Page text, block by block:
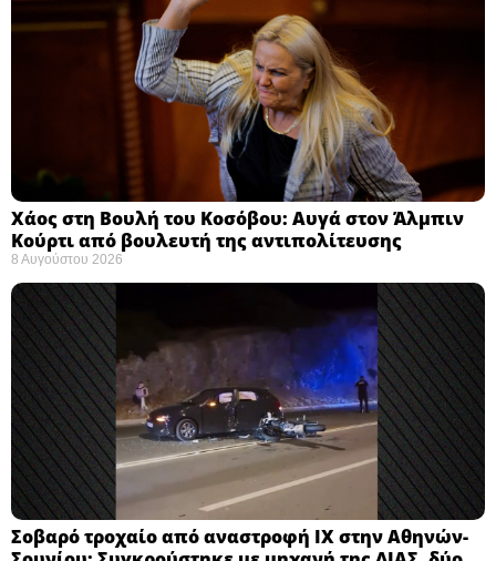
Χάος στη Βουλή του Κοσόβου: Αυγά στον Άλμπιν
Κούρτι από βουλευτή της αντιπολίτευσης
8 Αυγούστου 2026
Σοβαρό τροχαίο από αναστροφή ΙΧ στην Αθηνών-